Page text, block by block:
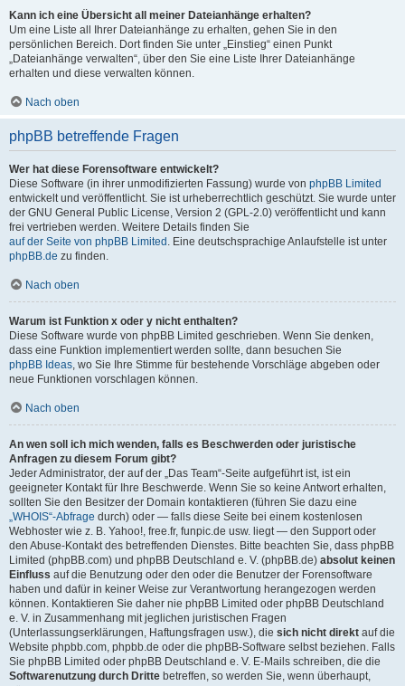
Kann ich eine Übersicht all meiner Dateianhänge erhalten?
Um eine Liste all Ihrer Dateianhänge zu erhalten, gehen Sie in den
persönlichen Bereich. Dort finden Sie unter „Einstieg“ einen Punkt
„Dateianhänge verwalten“, über den Sie eine Liste Ihrer Dateianhänge
erhalten und diese verwalten können.
Nach oben
phpBB betreffende Fragen
Wer hat diese Forensoftware entwickelt?
Diese Software (in ihrer unmodifizierten Fassung) wurde von phpBB Limited
entwickelt und veröffentlicht. Sie ist urheberrechtlich geschützt. Sie wurde unter
der GNU General Public License, Version 2 (GPL-2.0) veröffentlicht und kann
frei vertrieben werden. Weitere Details finden Sie
auf der Seite von phpBB Limited . Eine deutschsprachige Anlaufstelle ist unter
phpBB.de zu finden.
Nach oben
Warum ist Funktion x oder y nicht enthalten?
Diese Software wurde von phpBB Limited geschrieben. Wenn Sie denken,
dass eine Funktion implementiert werden sollte, dann besuchen Sie
phpBB Ideas, wo Sie Ihre Stimme für bestehende Vorschläge abgeben oder
neue Funktionen vorschlagen können.
Nach oben
An wen soll ich mich wenden, falls es Beschwerden oder juristische
Anfragen zu diesem Forum gibt?
Jeder Administrator, der auf der „Das Team“-Seite aufgeführt ist, ist ein
geeigneter Kontakt für Ihre Beschwerde. Wenn Sie so keine Antwort erhalten,
sollten Sie den Besitzer der Domain kontaktieren (führen Sie dazu eine
„WHOIS“-Abfrage durch) oder — falls diese Seite bei einem kostenlosen
Webhoster wie z. B. Yahoo!, free.fr, funpic.de usw. liegt — den Support oder
den Abuse-Kontakt des betreffenden Dienstes. Bitte beachten Sie, dass phpBB
Limited (phpBB.com) und phpBB Deutschland e. V. (phpBB.de) absolut keinen
Einfluss auf die Benutzung oder den oder die Benutzer der Forensoftware
haben und dafür in keiner Weise zur Verantwortung herangezogen werden
können. Kontaktieren Sie daher nie phpBB Limited oder phpBB Deutschland
e. V. in Zusammenhang mit jeglichen juristischen Fragen
(Unterlassungserklärungen, Haftungsfragen usw.), die sich nicht direkt auf die
Website phpbb.com, phpbb.de oder die phpBB-Software selbst beziehen. Falls
Sie phpBB Limited oder phpBB Deutschland e. V. E-Mails schreiben, die die
Softwarenutzung durch Dritte betreffen, so werden Sie, wenn überhaupt,